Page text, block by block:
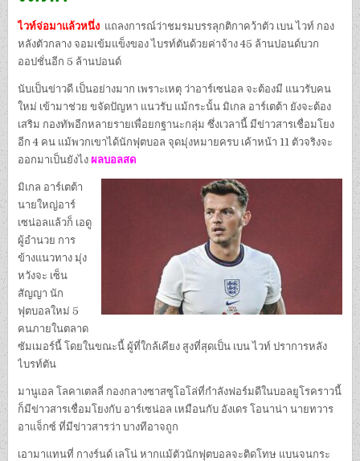
ไวท์จ่อมาแล้วหนึ่ง แถลงการณ์ว่าชมรมบรรลุกติกาคว้าตัว เบน ไวท์ กอง
หลังตัวกลาง จอมเข้มแข็งของ ไบรท์ตันด้วยค่าจ้าง 45 ล้านปอนด์บวก
ออปชั่นอีก 5 ล้านปอนด์
นับเป็นข่าวดี เป็นอย่างมาก เพราะเหตุ ว่าอาร์เซน่อล จะต้องมี แนวรับคน
ใหม่ เข้ามาช่วย ขจัดปัญหา แนวรับ แม้กระนั้น มิเกล อาร์เตต้า ยังจะต้อง
เสริม กองทัพอีกหลายรายเพื่อยกฐานะกลุ่ม ซึ่งเวลานี้ มีข่าวสารเชื่อมโยง
อีก 4 คน แม้พวกเขาได้นักฟุตบอล จุดมุ่งหมายครบ เค้าหน้า 11 ตัวจริงจะ
ออกมาเป็นยังไงผลบอลสด
มิเกล อาร์เตต้า
นายใหญ่อาร์
เซน่อลแล้วก็ เอดู
ผู้อำนวย การ
ข้างแนวทาง มุ่ง
หวังจะ เซ็น
สัญญา นัก
ฟุตบอลใหม่ 5
คนภายในตลาด
ซัมเมอร์นี้ โดยในขณะนี้ ผู้ที่ใกล้เคียง สูงที่สุดเป็น เบน ไวท์ ปราการหลัง
ไบรท์ตัน
มานูเอล โลคาเตลลี่ กองกลางซาสซูโอโล่ที่กำลังฟอร์มดีในบอลยูโรคราวนี้
ก็มีข่าวสารเชื่อมโยงกับ อาร์เซน่อล เหมือนกับ อังเดร โอนาน่า นายทวาร
อาแจ็กซ์ ที่มีข่าวสารว่า บางทีอาจถูก
เอามาแทนที่ กางร์นด์ เลโน่ หากแม้ตัวนักฟุตบอลจะติดโทษ แบนจนกระ